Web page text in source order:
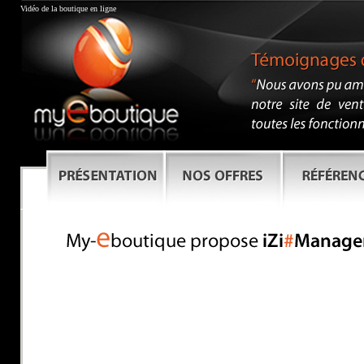
Vidéo de la boutique en ligne